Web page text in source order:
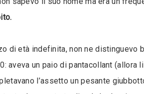
di età indefinita, non ne distinguevo
aveva un paio di pantacollant
l’assetto un pesante